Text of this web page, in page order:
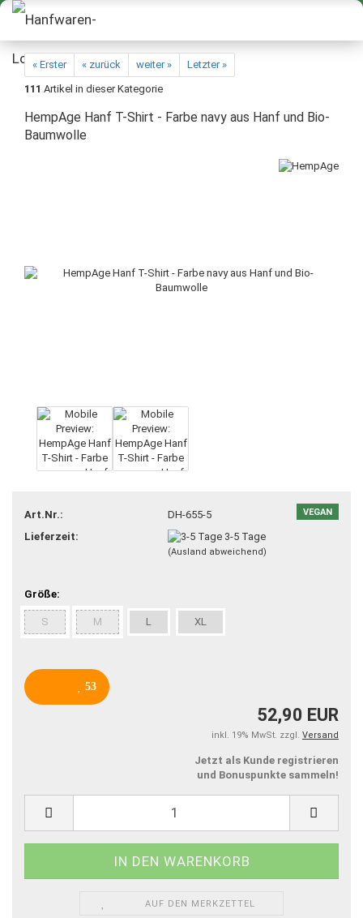
« Erster « zurück weiter »
Letzter »
111 Artikel in dieser Kategorie
HempAge Hanf T-Shirt - Farbe navy aus Hanf und Bio-
Baumwolle
VEGAN
Art.Nr.:
DH-655-5
Lieferzeit:
3-5 Tage
(Ausland abweichend)
Größe:
S M L XL
53
52,90 EUR
inkl. 19% MwSt. zzgl. Versand
Jetzt als Kunde registrieren
und Bonuspunkte sammeln!
AUF DEN MERKZETTEL